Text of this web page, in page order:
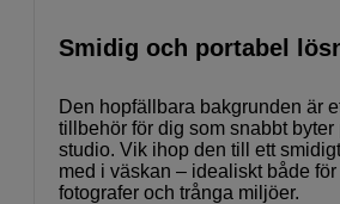
Smidig och portabel
Den hopfällbara bakgrunden är
tillbehör för dig som snabbt byter
studio. Vik ihop den till ett
med i väskan – idealiskt både
fotografer och trånga miljöer.